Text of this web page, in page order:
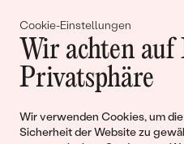
Cookie-Einstellungen
Wir achten auf
Privatsphäre
Wir verwenden Cookies, um
Sicherheit der Website zu
Gemeinsam
Geschichten von
Liebe
Begleiten Sie uns!